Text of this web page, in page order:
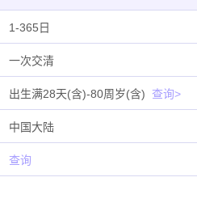
1-365日
一次交清
出生满28天(含)-80周岁(含) 查询>
中国大陆
查询